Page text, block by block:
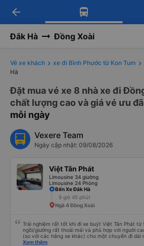
Tải app Vexere ngay!
Nhận ưu đãi thành viên độc
Tải app Vexere
-30k/ghế khi đặt vé máy
arrow_back
Đắk Hà Đồng Xoài
Vé xe khách xe đi Bình Phước từ Kon Tum
Hà
Đặt mua vé xe 8 nhà xe đi
chất lượng cao và giá vé ưu
mỗi ngày
Vexere Team
Ngày cập nhật: 09/08/2026
Việt Tân Phát
Limousine 34 giường
Limousine 24 Phòng
Bến Xe Đắk Hà
9 giờ 45 phút
Ngã 4 Đồng Xoài
Trải nghiệm rất tốt khi đi xe buýt Việt Tân Phát từ
ngồi/giường rất thoải mái và phù hợp với người
(so với các hãng xe khác) cho một chuyến đi dài
sử dụng lại sau.
Xem thêm